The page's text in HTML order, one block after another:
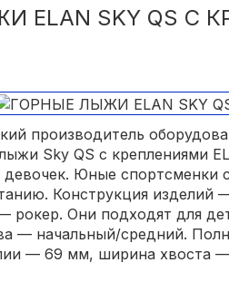
ELAN SKY QS С
производитель
Sky QS с креплениями
девочек. Юные спортсменки
Конструкция
рокер. Они подходят для
— начальный/средний.
— 69 мм, ширина хвоста